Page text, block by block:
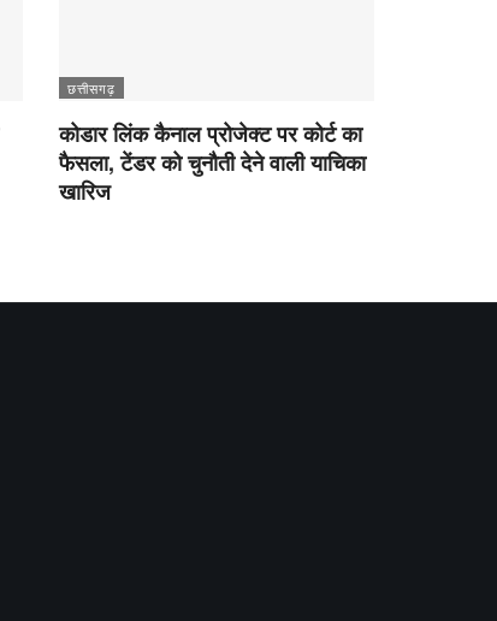
छत्तीसगढ़
कोडार लिंक कैनाल प्रोजेक्ट पर कोर्ट का
फैसला, टेंडर को चुनौती देने वाली याचिका
खारिज